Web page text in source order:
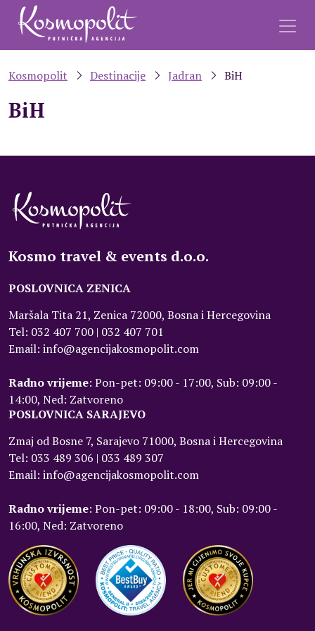
Kosmopolit Destinacije Jadran BiH
BiH
Kosmo travel & events d.o.o.
POSLOVNICA ZENICA
Maršala Tita 21, Zenica 72000, Bosna i Hercegovina
Tel: 032 407 700 | 032 407 701
Email: info@agencijakosmopolit.com
Radno vrijeme: Pon-pet: 09:00 - 17:00, Sub: 09:00 -
14:00, Ned: Zatvoreno
POSLOVNICA SARAJEVO
Zmaj od Bosne 7, Sarajevo 71000, Bosna i Hercegovina
Tel: 033 489 306 | 033 489 307
Email: info@agencijakosmopolit.com
Radno vrijeme: Pon-pet: 09:00 - 18:00, Sub: 09:00 -
16:00, Ned: Zatvoreno